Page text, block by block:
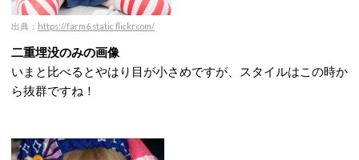
出典： https://farm6.static.flickr.com/
二重埋没のみの画像
いまと比べるとやはり目が小さめですが、スタイルはこの時か
ら抜群ですね！